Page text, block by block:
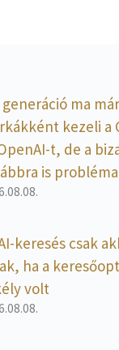
generáció ma
kezeli a
t, de a
is probléma
keresés csak
ha a
volt